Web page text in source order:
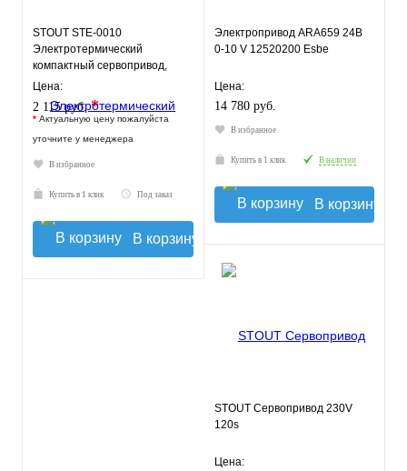
STOUT STE-0010
Электротермический
компактный сервопривод,
нормально закрытый, 24 В
Цена:
2 115 руб.*
* Актуальную цену пожалуйста
уточните у менеджера
В избранное
Купить в 1 клик Под заказ
В корзину
Электропривод ARA659 24В
0-10 V 12520200 Esbe
Цена:
14 780 руб.
В избранное
Купить в 1 клик В наличии
В корзину
STOUT Сервопривод 230V
120s
Цена: